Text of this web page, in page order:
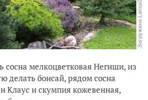
сосна мелкоцветковая Негиши, из
делать бонсай, рядом сосна
Клаус и скумпия кожевенная,